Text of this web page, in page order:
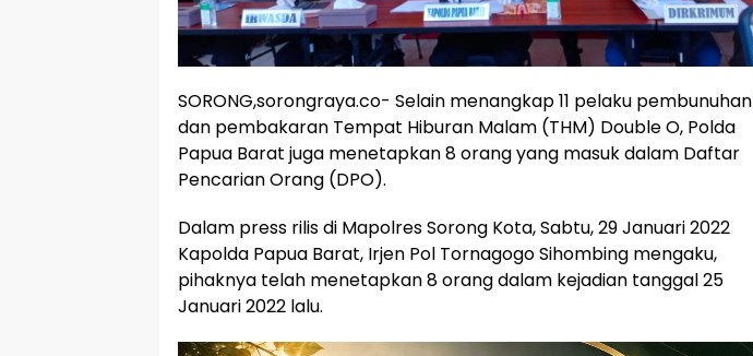
SORONG,sorongraya.co- Selain menangkap 11 pelaku pembunuhan
dan pembakaran Tempat Hiburan Malam (THM) Double O, Polda
Papua Barat juga menetapkan 8 orang yang masuk dalam Daftar
Pencarian Orang (DPO).
Dalam press rilis di Mapolres Sorong Kota, Sabtu, 29 Januari 2022
Kapolda Papua Barat, Irjen Pol Tornagogo Sihombing mengaku,
pihaknya telah menetapkan 8 orang dalam kejadian tanggal 25
Januari 2022 lalu.